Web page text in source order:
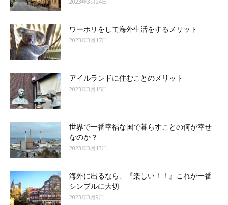
ワーホリをして海外生活をするメリット
2023年3月17日
アイルランドに住むことのメリット
2023年3月15日
世界で一番幸福な国で暮らすことの何が幸せ
なのか？
2023年3月13日
海外に出るなら、『楽しい！！』これが一番
シンプルに大切
2023年3月9日